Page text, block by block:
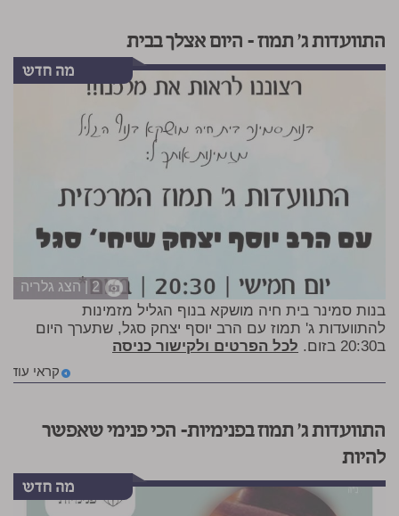
התוועדות ג' תמוז – היום אצלך בבית
2 | הצג גלריה
בנות סמינר בית חיה מושקא בנוף הגליל מזמינות
להתוועדות ג' תמוז עם הרב יוסף יצחק סגל, שתערך היום
ב20:30 בזום.
לכל הפרטים ולקישור כניסה
קראי עוד
התוועדות ג׳ תמוז בפנימיות- הכי פנימי שאפשר
להיות